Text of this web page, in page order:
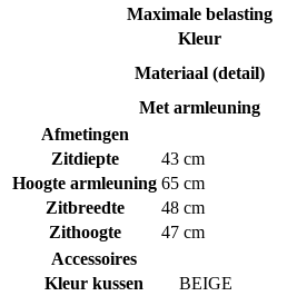
Maximale belasting
Kleur
Materiaal (detail)
Met armleuning
Afmetingen
Zitdiepte
43 cm
Hoogte armleuning 65 cm
Zitbreedte
48 cm
Zithoogte
47 cm
Accessoires
Kleur kussen
BEIGE